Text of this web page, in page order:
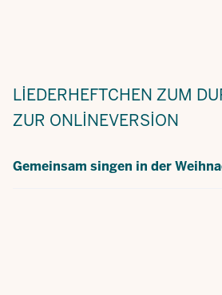
LIEDERHEFTCHEN ZUM
ZUR ONLINEVERSION
Gemeinsam singen in der